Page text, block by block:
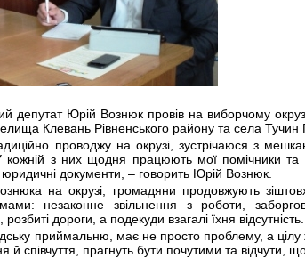
депутат Юрій Вознюк провів на виборчому
Клевань Рівненського району та села Тучин
проводжу на окрузі, зустрічаюся з
з них щодня працюють мої помічники та
документи, – говорить Юрій Вознюк.
на окрузі, громадяни продовжують
незаконне звільнення з роботи,
дороги, а подекуди взагалі їхня відсутність.
приймальню, має не просто проблему, а цілу
співчуття, прагнуть бути почутими та відчути, що